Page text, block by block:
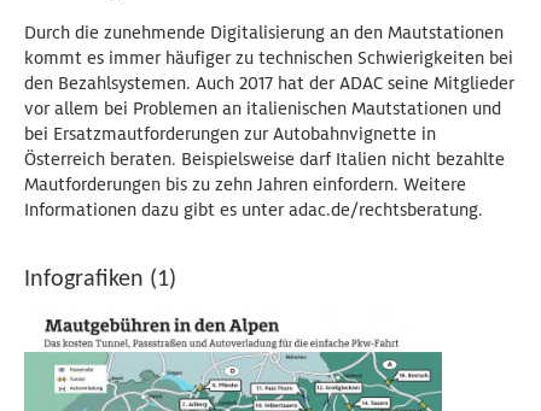
Durch die zunehmende Digitalisierung an den Mautstationen
kommt es immer häufiger zu technischen Schwierigkeiten bei
den Bezahlsystemen. Auch 2017 hat der ADAC seine Mitglieder
vor allem bei Problemen an italienischen Mautstationen und
bei Ersatzmautforderungen zur Autobahnvignette in
Österreich beraten. Beispielsweise darf Italien nicht bezahlte
Mautforderungen bis zu zehn Jahren einfordern. Weitere
Informationen dazu gibt es unter adac.de/rechtsberatung.
Infografiken (1)